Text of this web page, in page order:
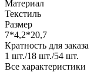
Материал
Текстиль
Размер
7*4,2*20,7
Кратность для заказа
1 шт./18 шт./54 шт.
Все характеристики